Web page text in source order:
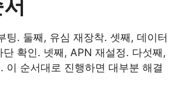
팅. 둘째, 유심 재장착. 셋째, 데이터
단 확인. 넷째, APN 재설정. 다섯째,
이 순서대로 진행하면 대부분 해결